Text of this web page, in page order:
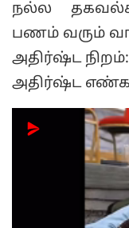
நல்ல
பணம் வரும்
அதிர்ஷ்ட
அதிர்ஷ்ட